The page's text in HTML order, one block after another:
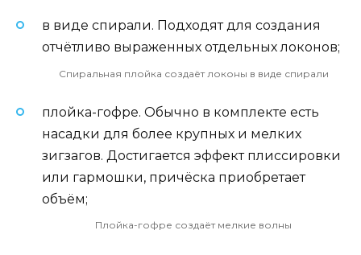
в виде спирали. Подходят для создания
отчётливо выраженных отдельных локонов;
Спиральная плойка создаёт локоны в виде спирали
плойка-гофре. Обычно в комплекте есть
насадки для более крупных и мелких
зигзагов. Достигается эффект плиссировки
или гармошки, причёска приобретает
объём;
Плойка-гофре создаёт мелкие волны